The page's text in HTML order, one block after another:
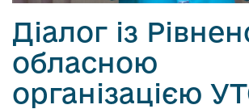
Діалог із
обласною
організацією